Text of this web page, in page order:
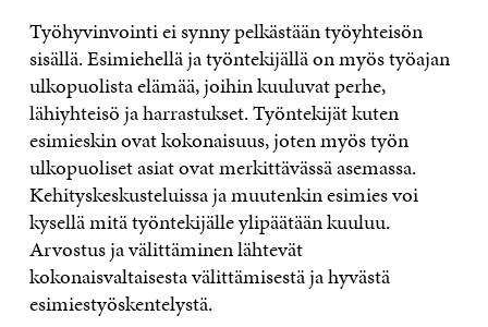
Työhyvinvointi ei synny pelkästään työyhteisön
sisällä. Esimiehellä ja työntekijällä on myös työajan
ulkopuolista elämää, joihin kuuluvat perhe,
lähiyhteisö ja harrastukset. Työntekijät kuten
esimieskin ovat kokonaisuus, joten myös työn
ulkopuoliset asiat ovat merkittävässä asemassa.
Kehityskeskusteluissa ja muutenkin esimies voi
kysellä mitä työntekijälle ylipäätään kuuluu.
Arvostus ja välittäminen lähtevät
kokonaisvaltaisesta välittämisestä ja hyvästä
esimiestyöskentelystä.